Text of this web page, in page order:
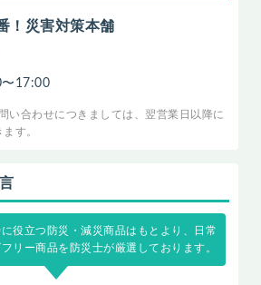
！災害対策本舗
17:00
い合わせにつきましては、翌営業日以降に
す。
役立つ防災・減災商品はもとより、日常
リー商品を防災士が厳選しております。